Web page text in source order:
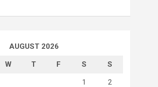
AUGUST 2026
W T F S S
1 2